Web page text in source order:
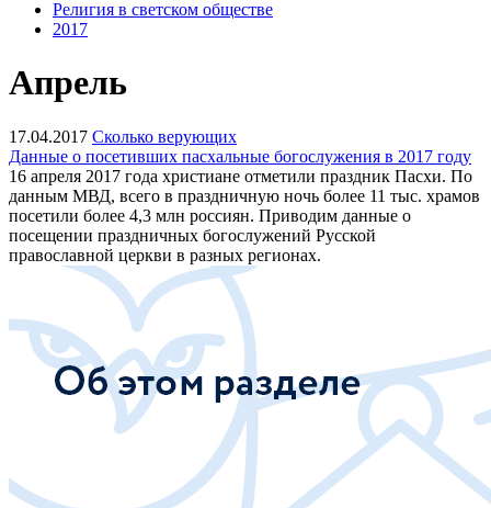
Религия в светском обществе
2017
Апрель
17.04.2017 Сколько верующих
Данные о посетивших пасхальные богослужения в 2017 году
16 апреля 2017 года христиане отметили праздник Пасхи. По
данным МВД, всего в праздничную ночь более 11 тыс. храмов
посетили более 4,3 млн россиян. Приводим данные о
посещении праздничных богослужений Русской
православной церкви в разных регионах.